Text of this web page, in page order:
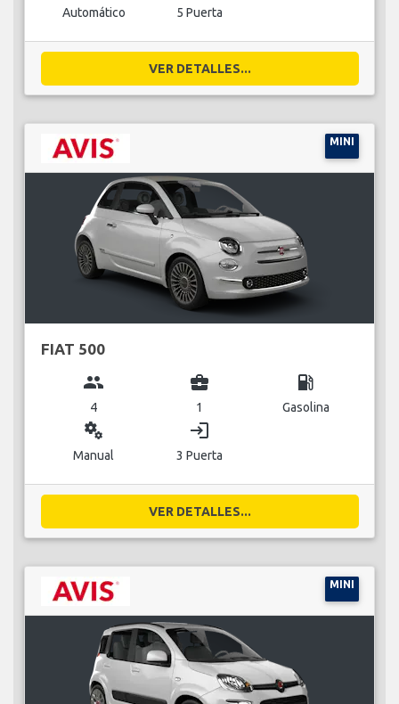
Automático 5 Puerta
VER DETALLES...
MINI
FIAT 500
group
4
business_center
1
local_gas_station
Gasolina
miscellaneous_services
Manual
login
3 Puerta
VER DETALLES...
MINI